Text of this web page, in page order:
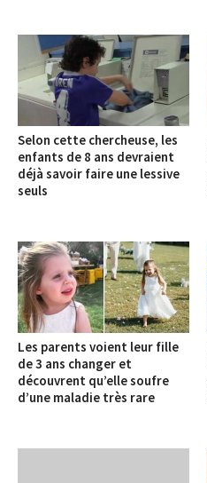
Selon cette chercheuse, les
enfants de 8 ans devraient
déjà savoir faire une lessive
seuls
Les parents voient leur fille
de 3 ans changer et
découvrent qu’elle soufre
d’une maladie très rare